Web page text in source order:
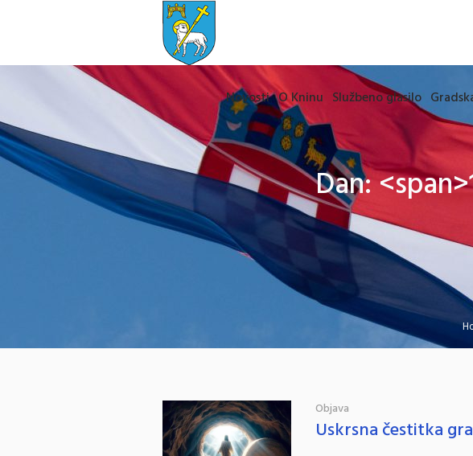
Novosti O Kninu Službeno glasilo
Dan:
Objava
Uskrsna čestitka